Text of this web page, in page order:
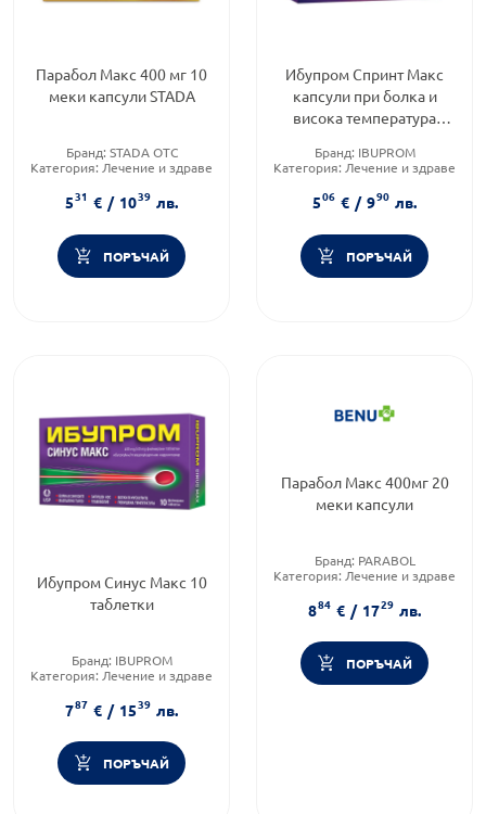
Парабол Макс 400 мг 10
меки капсули STADA
Бранд: STADA OTC
Категория: Лечение и здраве
531 € / 1039 лв.
ПОРЪЧАЙ
Ибупром Спринт Макс
капсули при болка и
висока температура
Бранд: IBUPROM
Категория: Лечение и здраве
506 € / 990 лв.
ПОРЪЧАЙ
Ибупром Синус Макс 10
таблетки
Бранд: IBUPROM
Категория: Лечение и здраве
787 € / 1539 лв.
ПОРЪЧАЙ
Парабол Макс 400мг 20
меки капсули
Бранд: PARABOL
Категория: Лечение и здраве
възрастни
884 € / 1729 лв.
ПОРЪЧАЙ